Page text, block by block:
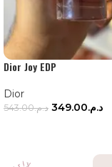
Dior Joy EDP
Dior
د.م.543.00 د.م.349.00